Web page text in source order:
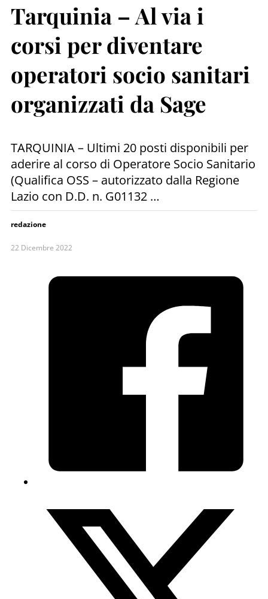
Tarquinia – Al via i
corsi per diventare
operatori socio sanitari
organizzati da Sage
TARQUINIA – Ultimi 20 posti disponibili per
aderire al corso di Operatore Socio Sanitario
(Qualifica OSS – autorizzato dalla Regione
Lazio con D.D. n. G01132 …
redazione
22 Dicembre 2022